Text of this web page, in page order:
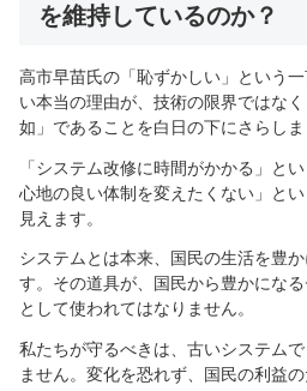
を維持しているのか？
高市早苗氏の「恥ずかしい」という
い本当の理由が、技術の限界ではな
如」であることを白日の下にさらしま
「システム改修に時間がかかる」と
心地の良い体制を変えたくない」と
見えます。
システムとは本来、国民の生活を豊
す。その道具が、国民から豊かになる
として使われてはなりません。
私たちが守るべきは、古いシステム
ません。変化を恐れず、国民の利益